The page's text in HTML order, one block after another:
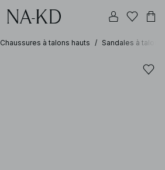
Chaussures à talons hauts / Sandales à talons